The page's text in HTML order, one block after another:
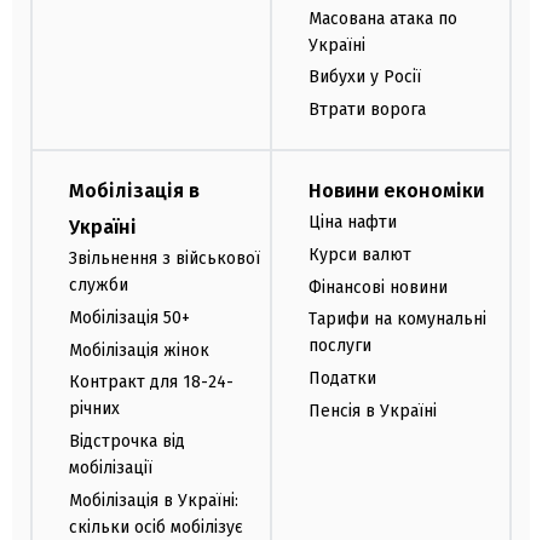
Масована атака по
Україні
Вибухи у Росії
Втрати ворога
Мобілізація в
Україні
Звільнення з військової
служби
Мобілізація 50+
Мобілізація жінок
Контракт для 18-24-
річних
Відстрочка від
мобілізації
Мобілізація в Україні:
скільки осіб мобілізує
Новини економіки
Ціна нафти
Курси валют
Фінансові новини
Тарифи на комунальні
послуги
Податки
Пенсія в Україні